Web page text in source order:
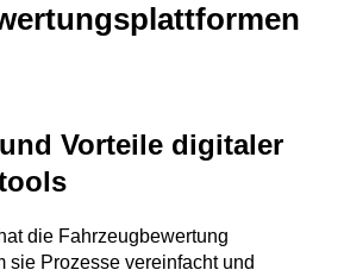
Vorteile digitaler
die Fahrzeugbewertung
sie Prozesse vereinfacht und